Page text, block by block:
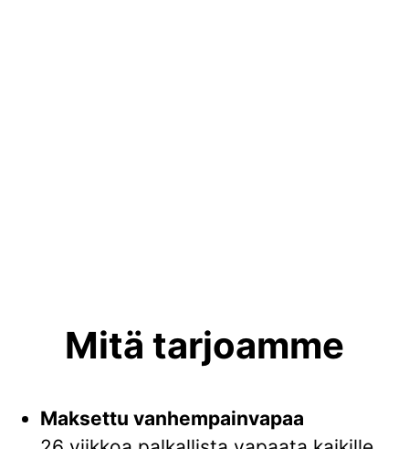
Mitä tarjoamme
Maksettu vanhempainvapaa